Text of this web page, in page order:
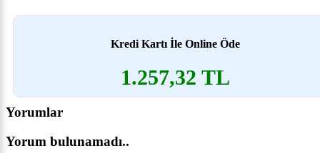
Kredi Kartı İle Online Öde
1.257,32 TL
Yorumlar
Yorum bulunamadı..